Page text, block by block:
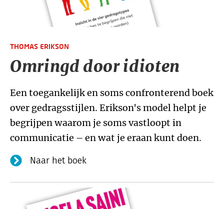
THOMAS ERIKSON
Omringd door idioten
Een toegankelijk en soms confronterend boek
over gedragsstijlen. Erikson's model helpt je
begrijpen waarom je soms vastloopt in
communicatie – en wat je eraan kunt doen.
Naar het boek